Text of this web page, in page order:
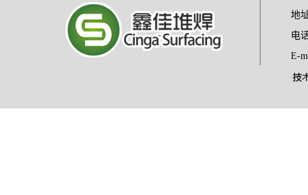
地
电
E-